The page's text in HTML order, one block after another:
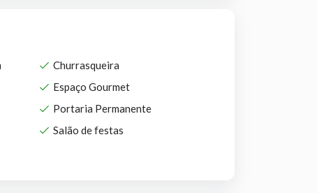
Churrasqueira
Espaço Gourmet
Portaria Permanente
Salão de festas